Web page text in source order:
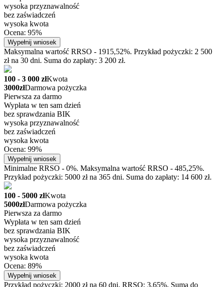
wysoka przyznawalność
bez zaświadczeń
wysoka kwota
Ocena: 95%
Wypełnij wniosek
Maksymalna wartość RRSO - 1915,52%. Przykład pożyczki: 2 500
zł na 30 dni. Suma do zapłaty: 3 200 zł.
100 - 3 000 złKwota
3000złDarmowa pożyczka
Pierwsza za darmo
Wypłata w ten sam dzień
bez sprawdzania BIK
wysoka przyznawalność
bez zaświadczeń
wysoka kwota
Ocena: 99%
Wypełnij wniosek
Minimalne RRSO - 0%. Maksymalna wartość RRSO - 485,25%.
Przykład pożyczki: 5000 zł na 365 dni. Suma do zapłaty: 14 600 zł.
100 - 5000 złKwota
5000złDarmowa pożyczka
Pierwsza za darmo
Wypłata w ten sam dzień
bez sprawdzania BIK
wysoka przyznawalność
bez zaświadczeń
wysoka kwota
Ocena: 89%
Wypełnij wniosek
Przykład pożyczki: 2000 zł na 60 dni. RRSO: 3,65%. Suma do